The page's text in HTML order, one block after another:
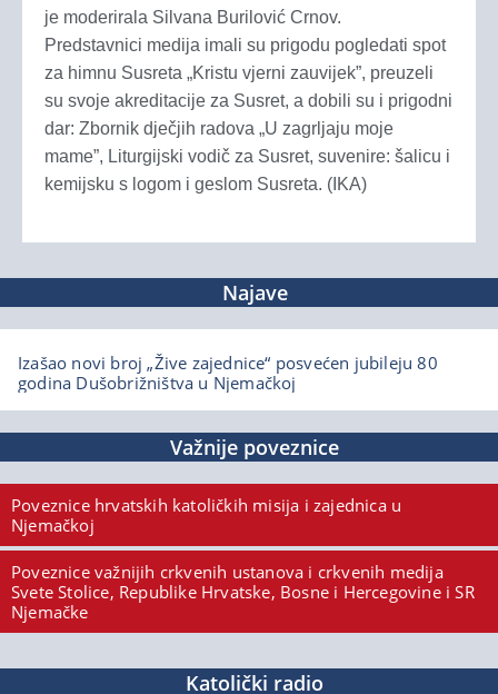
je moderirala Silvana Burilović Crnov.
Predstavnici medija imali su prigodu pogledati spot
za himnu Susreta „Kristu vjerni zauvijek”, preuzeli
su svoje akreditacije za Susret, a dobili su i prigodni
dar: Zbornik dječjih radova „U zagrljaju moje
mame”, Liturgijski vodič za Susret, suvenire: šalicu i
kemijsku s logom i geslom Susreta. (IKA)
Najave
Izašao novi broj „Žive zajednice“ posvećen jubileju 80
godina Dušobrižništva u Njemačkoj
Važnije poveznice
Poveznice hrvatskih katoličkih misija i zajednica u
Njemačkoj
Poveznice važnijih crkvenih ustanova i crkvenih medija
Svete Stolice, Republike Hrvatske, Bosne i Hercegovine i SR
Njemačke
Katolički radio